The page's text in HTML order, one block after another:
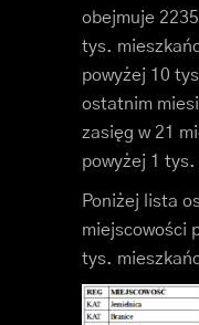
obejmuje
tys.
powyżej 10
ostatnim
zasięg w 21
powyżej 1
Poniżej lista
miejscowości
tys.